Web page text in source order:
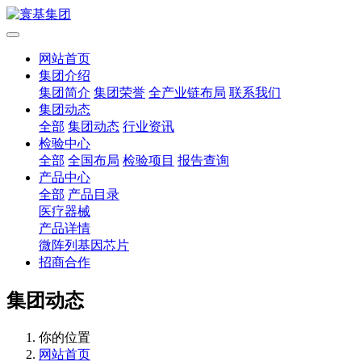
网站首页
集团介绍
集团简介 集团荣誉 全产业链布局 联系我们
集团动态
全部 集团动态 行业资讯
检验中心
全部 全国布局 检验项目 报告查询
产品中心
全部 产品目录
医疗器械
产品详情
微阵列基因芯片
招商合作
集团动态
你的位置
网站首页